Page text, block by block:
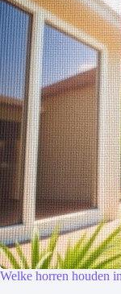
Welke horren houden